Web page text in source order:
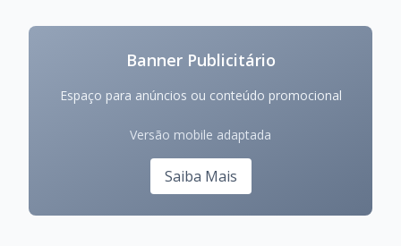
Banner Publicitário
Espaço para anúncios ou conteúdo promocional
Versão mobile adaptada
Saiba Mais